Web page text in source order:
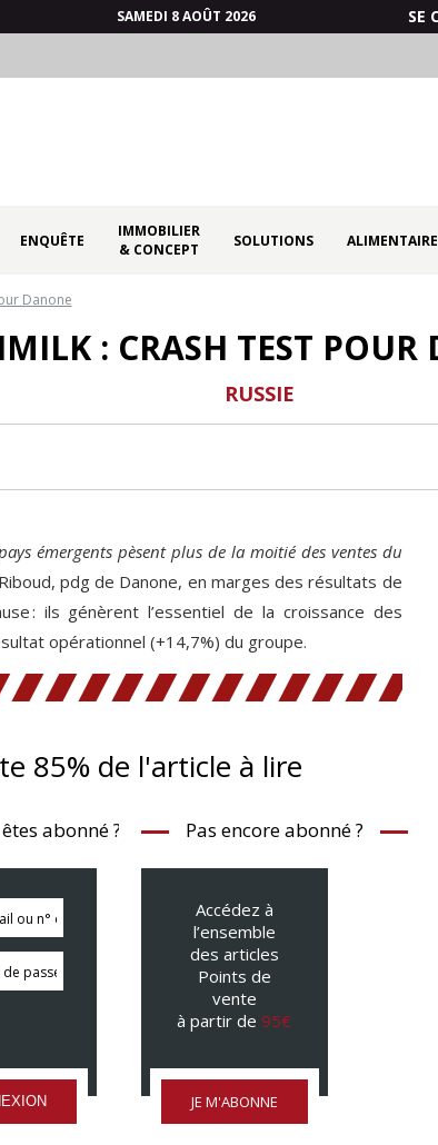
SAMEDI 8 AOÛT 2026 SE
ENQUÊTE
IMMOBILIER
& CONCEPT
SOLUTIONS ALIMENTAIRE
Danone
: CRASH TEST POUR
RUSSIE
émergents pèsent plus de la moitié des ventes du
pdg de Danone, en marges des résultats de
: ils génèrent l’essentiel de la croissance des
opérationnel (+14,7%) du groupe.
85% de l'article à lire
abonné ? Pas encore abonné ?
Accédez à
l’ensemble
des articles
Points de
vente
à partir de 95€
JE M'ABONNE